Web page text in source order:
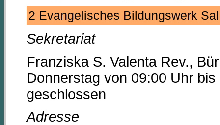
2 Evangelisches Bildungswerk
Sekretariat
Franziska S. Valenta Rev.,
Donnerstag von 09:00 Uhr
geschlossen
Adresse